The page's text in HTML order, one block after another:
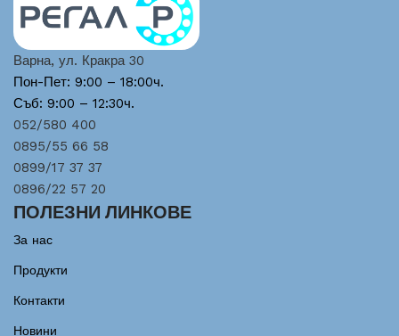
Варна, ул. Кракра 30
Пон-Пет: 9:00 – 18:00ч.
Съб: 9:00 – 12:30ч.
052/580 400
0895/55 66 58
0899/17 37 37
0896/22 57 20
ПОЛЕЗНИ ЛИНКОВЕ
За нас
Продукти
Контакти
Новини